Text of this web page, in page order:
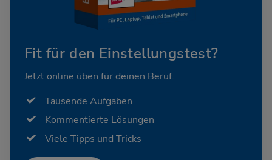
Fit für den Einstellungstest?
Jetzt online üben für deinen Beruf.
Tausende Aufgaben
Kommentierte Lösungen
Viele Tipps und Tricks